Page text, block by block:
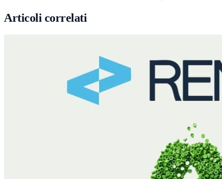
Articoli correlati